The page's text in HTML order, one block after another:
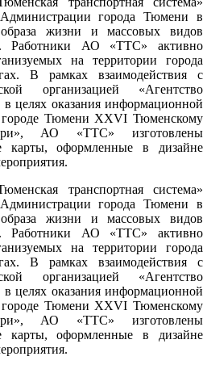
Администрации города Тюмени в
образа жизни и массовых видов
Работники АО «ТТС» активно
на территории города
В рамках взаимодействия с
организацией «Агентство
в целях оказания информационной
Тюмени XXVI Тюменскому
АО «ТТС» изготовлены
карты, оформленные в дизайне
транспортная система»
Администрации города Тюмени в
образа жизни и массовых видов
Работники АО «ТТС» активно
на территории города
В рамках взаимодействия с
организацией «Агентство
в целях оказания информационной
Тюмени XXVI Тюменскому
АО «ТТС» изготовлены
карты, оформленные в дизайне